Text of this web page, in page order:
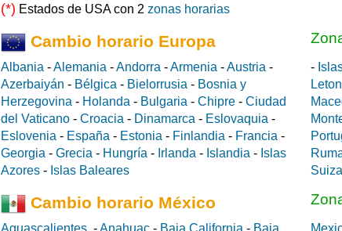
(*) Estados de USA con 2 zonas horarias
Cambio horario Europa
Albania -Alemania -Andorra -Armenia -Austria -
Azerbaiyán - Bélgica - Bielorrusia - Bosnia y
Herzegovina - Holanda - Bulgaria - Chipre - Ciudad
del Vaticano - Croacia - Dinamarca - Eslovaquia -
Eslovenia - España - Estonia - Finlandia - Francia -
Georgia - Grecia - Hungría - Irlanda - Islandia - Islas
Azores - Islas Baleares
-
Suiza
Cambio horario México